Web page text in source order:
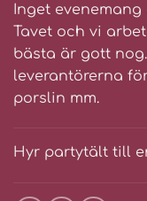
Inget
Tavet och vi
bästa är gott
leverantörerna
porslin mm.
Hyr partytält till